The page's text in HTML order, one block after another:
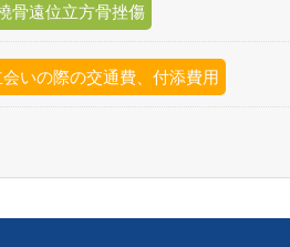
骨遠位立方骨挫傷
いの際の交通費、付添費用